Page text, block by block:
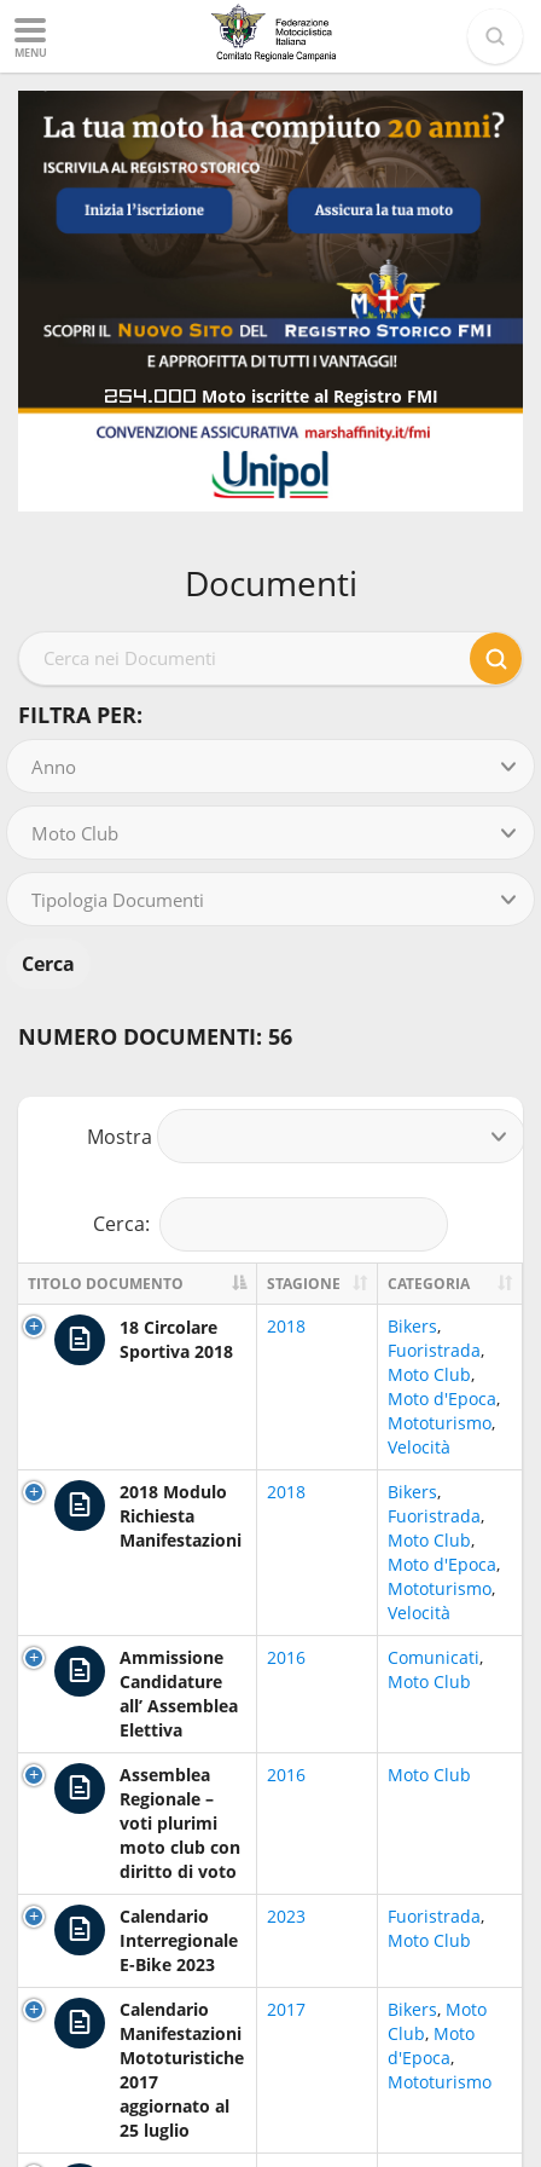
MENU
254.000 Moto iscritte al Registro FMI
Documenti
FILTRA PER:
Anno
Moto Club
Tipologia Documenti
NUMERO DOCUMENTI: 56
Mostra
Cerca:
TITOLO DOCUMENTO STAGIONE CATEGORIA
18 Circolare
Sportiva 2018
2018 Bikers,
Fuoristrada,
Moto Club,
Moto d'Epoca,
Mototurismo,
Velocità
2018 Modulo
Richiesta
Manifestazioni
2018 Bikers,
Fuoristrada,
Moto Club,
Moto d'Epoca,
Mototurismo,
Velocità
Ammissione
Candidature
all’ Assemblea
Elettiva
2016 Comunicati,
Moto Club
Assemblea
Regionale –
voti plurimi
moto club con
diritto di voto
2016 Moto Club
Calendario
Interregionale
E-Bike 2023
2023 Fuoristrada,
Moto Club
Calendario
Manifestazioni
Mototuristiche
2017
aggiornato al
25 luglio
2017 Bikers, Moto
Club, Moto
d'Epoca,
Mototurismo